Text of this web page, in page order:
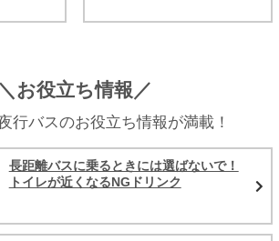
＼お役立ち情報／
行バスのお役立ち情報が満載！
長距離バスに乗るときには選ばないで！
トイレが近くなるNGドリンク